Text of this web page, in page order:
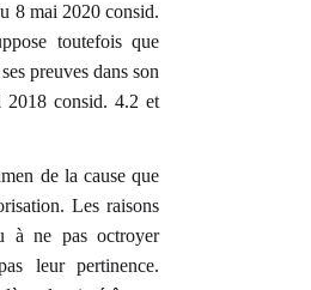
8 mai 2020 consid.
toutefois que
preuves dans son
consid. 4.2 et
de la cause que
Les raisons
à ne pas octroyer
leur pertinence.